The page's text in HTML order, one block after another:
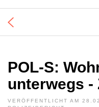
POL-S:
unterwegs -
VERÖFFENTLICHT AM